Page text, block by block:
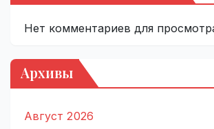
Нет комментариев для
Архивы
Август 2026